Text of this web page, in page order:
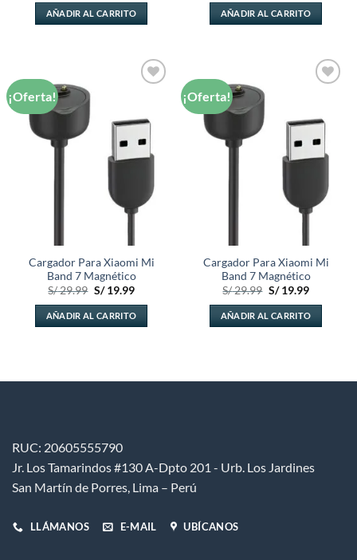
original
era:
S/ 29.99.
actual
es:
S/ 19.99.
AÑADIR AL CARRITO
original
era:
S/ 29.99.
actual
es:
S/ 19.99.
AÑADIR AL CARRITO
¡Oferta!
lista de
deseos
Cargador Para Xiaomi Mi
Band 7 Magnético
S/29.99 El
original
era:
S/ 29.99.
S/19.99El
actual
es:
S/ 19.99.
AÑADIR AL CARRITO
¡Oferta!
lista de
deseos
Cargador Para Xiaomi Mi
Band 7 Magnético
S/29.99 El
original
era:
S/ 29.99.
S/19.99El
actual
es:
S/ 19.99.
AÑADIR AL CARRITO
RUC: 20605555790
Jr. Los Tamarindos #130 A-Dpto 201 - Urb. Los Jardines
San Martín de Porres, Lima – Perú
LLÁMANOS E-MAIL UBÍCANOS